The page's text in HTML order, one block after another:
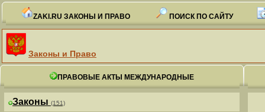
ZAKI.RU ЗАКОНЫ И ПРАВО ПОИСК ПО САЙТУ
Законы и Право
ПРАВОВЫЕ АКТЫ МЕЖДУНАРОДНЫЕ
Законы (151)